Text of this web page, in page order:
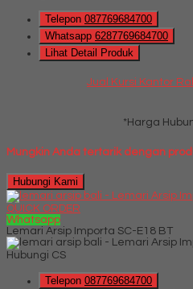
Telepon 087769684700
Whatsapp 6287769684700
Lihat Detail Produk
Jual Kursi Kantor
*Harga
Mungkin Anda tertarik dengan
Hubungi Kami
QUICK ORDER
Whatsapp
Lemari Arsip Importa SC-E18 BT
Hubungi CS
Telepon 087769684700